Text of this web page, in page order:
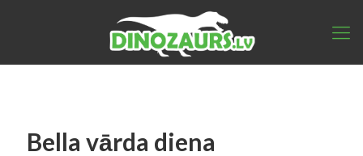
Bella vārda diena